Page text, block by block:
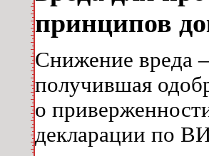
принципов
Снижение вреда
получившая
о
декларации по